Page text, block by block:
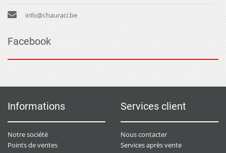
info@chauraci.be
Facebook
Informations
Notre société
Points de ventes
Services client
Nous contacter
Services après vente